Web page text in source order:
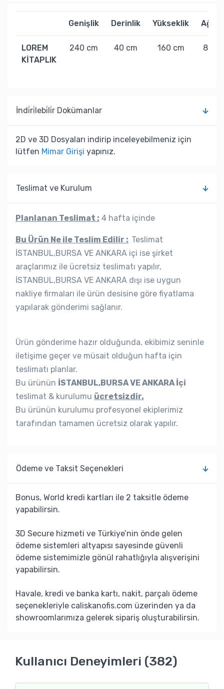
Genişlik Derinlik Yükseklik
LOREM
KİTAPLIK
240 cm 40 cm 160 cm 80 kg
İndi̇ri̇lebi̇li̇r Dokümanlar
2D ve 3D Dosyaları indirip inceleyebilmeniz için
lütfen Mimar Girişi yapınız.
Teslimat ve Kurulum
Planlanan Teslimat : 4 hafta içinde
Bu Ürün Ne ile Teslim Edilir : Teslimat
İSTANBUL,BURSA VE ANKARA içi ise şirket
araçlarımız ile ücretsiz teslimatı yapılır,
İSTANBUL,BURSA VE ANKARA dışı ise uygun
nakliye firmaları ile ürün desisine göre fiyatlama
yapılarak gönderimi sağlanır.
Ürün gönderime hazır olduğunda, ekibimiz seninle
iletişime geçer ve müsait olduğun hafta için
teslimatı planlar.
Bu ürünün İSTANBUL,BURSA VE ANKARA İçi
teslimat & kurulumu ücretsizdir.
Bu ürünün kurulumu profesyonel ekiplerimiz
tarafından tamamen ücretsiz olarak yapılır.
Ödeme ve Taksit Seçenekleri
Bonus, World kredi kartları ile 2 taksitle ödeme
yapabilirsin.
3D Secure hizmeti ve Türkiye’nin önde gelen
ödeme sistemleri altyapısı sayesinde güvenli
ödeme sistemimizle gönül rahatlığıyla alışverişini
yapabilirsin.
Havale, kredi ve banka kartı, nakit, parçalı ödeme
seçenekleriyle caliskanofis.com üzerinden ya da
showroomlarımıza gelerek sipariş oluşturabilirsin.
Kullanıcı Deneyimleri (382)